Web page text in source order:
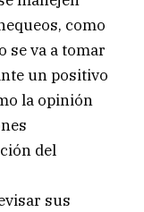
como
se va a tomar
un positivo
la opinión
del
sus